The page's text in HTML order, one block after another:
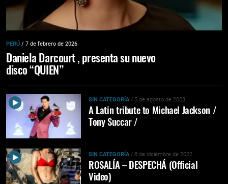
PERÚ / 7 de febrero de 2026
Daniela Darcourt , presenta su nuevo
disco “QUIEN”
SIN CATEGORÍA/ 5 de agosto de 2023
A Latin tribute to Michael Jackson /
Tony Succar /
SIN CATEGORÍA/ 8 de diciembre de 2022
ROSALÍA – DESPECHÁ (Official
Video)